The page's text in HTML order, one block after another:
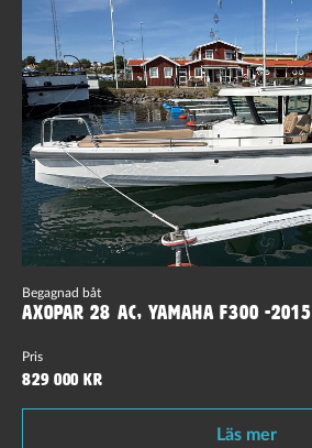
Begagnad båt
Axopar 28 AC, Yamaha F300 -2015
Pris
829 000 kr
Läs mer